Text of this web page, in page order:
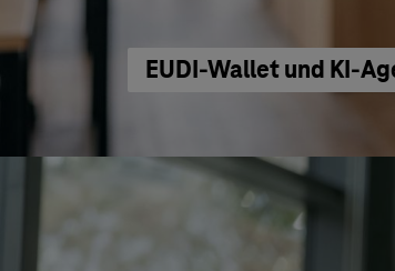
EUDI-Wallet und KI-